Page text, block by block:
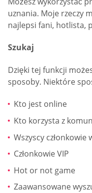
uznania. Moje rzeczy
najlepsi fani, hotlista,
Szukaj
Dzięki tej funkcji
sposoby. Niektóre
Kto jest online
Kto korzysta z
Wszyscy członkowie
Członkowie VIP
Hot or not game
Zaawansowane